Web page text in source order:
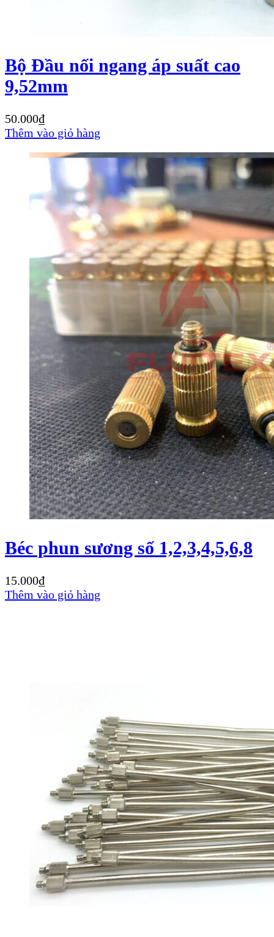
Bộ Đầu nối ngang áp suất cao
9,52mm
50.000₫
Thêm vào giỏ hàng
Béc phun sương số 1,2,3,4,5,6,8
15.000₫
Thêm vào giỏ hàng